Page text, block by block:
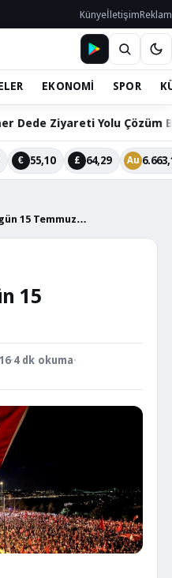
KünyeİletişimReklam
EKONOMİ SPOR
Yolu Çözüm Bekliyor
€ 55,10 £ 64,29 Au
15 Temmuz…
15
·4 dk okuma·